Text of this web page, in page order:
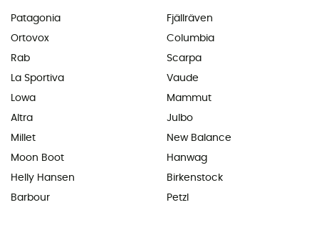
Patagonia
Ortovox
Rab
La Sportiva
Lowa
Altra
Millet
Moon Boot
Helly Hansen
Barbour
Fjällräven
Columbia
Scarpa
Vaude
Mammut
Julbo
New Balance
Hanwag
Birkenstock
Petzl